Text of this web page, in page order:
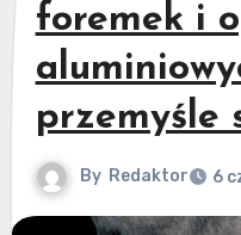
foremek i
przemyśle
By Redaktor 6